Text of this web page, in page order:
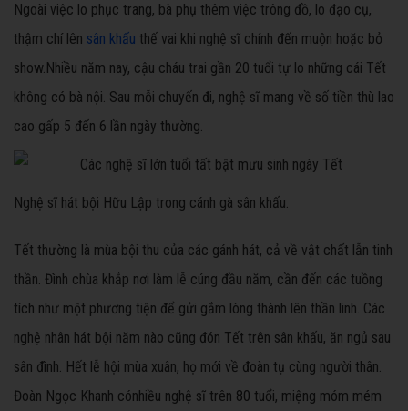
Ngoài việc lo phục trang, bà phụ thêm việc trông đồ, lo đạo cụ,
thậm chí lên sân khấu thế vai khi nghệ sĩ chính đến muộn hoặc bỏ
show. Nhiều năm nay, cậu cháu trai gần 20 tuổi tự lo những cái Tết
không có bà nội. Sau mỗi chuyến đi, nghệ sĩ mang về số tiền thù lao
cao gấp 5 đến 6 lần ngày thường.
Nghệ sĩ hát bội Hữu Lập trong cánh gà sân khấu.
Tết thường là mùa bội thu của các gánh hát, cả về vật chất lẫn tinh
thần. Đình chùa khắp nơi làm lễ cúng đầu năm, cần đến các tuồng
tích như một phương tiện để gửi gắm lòng thành lên thần linh. Các
nghệ nhân hát bội năm nào cũng đón Tết trên sân khấu, ăn ngủ sau
sân đình. Hết lễ hội mùa xuân, họ mới về đoàn tụ cùng người thân.
Đoàn Ngọc Khanh cónhiều nghệ sĩ trên 80 tuổi, miệng móm mém